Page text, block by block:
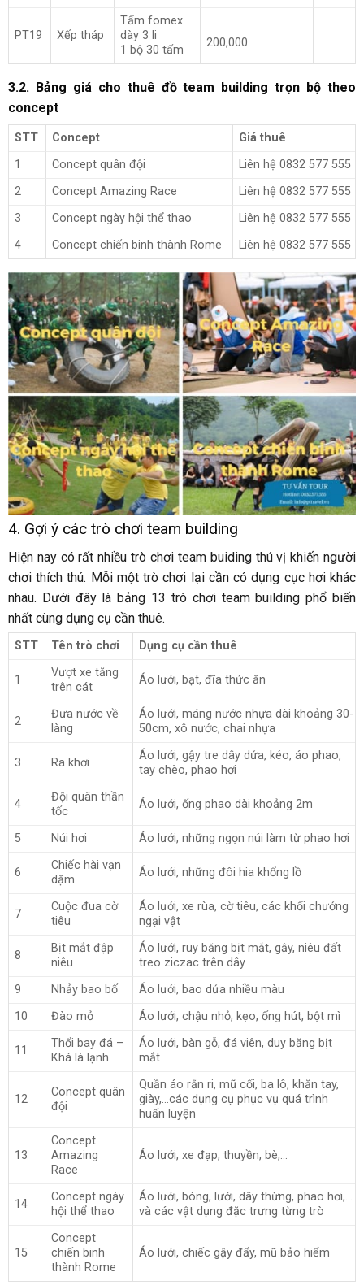
PT19 Xếp tháp
Tấm fomex
dày 3 li
1 bộ 30 tấm
200,000
3.2. Bảng giá cho thuê đồ team building trọn bộ theo
concept
STT Concept
Giá thuê
1
Concept quân đội
Liên hệ 0832 577 555
2
Concept Amazing Race
Liên hệ 0832 577 555
3
Concept ngày hội thể thao
Liên hệ 0832 577 555
4
Concept chiến binh thành Rome Liên hệ 0832 577 555
4. Gợi ý các trò chơi team building
Hiện nay có rất nhiều trò chơi team buiding thú vị khiến người
chơi thích thú. Mỗi một trò chơi lại cần có dụng cục hơi khác
nhau. Dưới đây là bảng 13 trò chơi team building phổ biến
nhất cùng dụng cụ cần thuê.
STT Tên trò chơi Dụng cụ cần thuê
1
Vượt xe tăng
trên cát
Áo lưới, bạt, đĩa thức ăn
2
Đưa nước về
làng
Áo lưới, máng nước nhựa dài khoảng 30-
50cm, xô nước, chai nhựa
3 Ra khơi
Áo lưới, gậy tre dây dứa, kéo, áo phao,
tay chèo, phao hơi
4
Đội quân thần
tốc
Áo lưới, ống phao dài khoảng 2m
5 Núi hơi Áo lưới, những ngọn núi làm từ phao hơi
6
Chiếc hài vạn
dặm
Áo lưới, những đôi hia khổng lồ
7
Cuộc đua cờ
tiêu
Áo lưới, xe rùa, cờ tiêu, các khối chướng
ngại vật
8
Bịt mắt đập
niêu
Áo lưới, ruy băng bịt mắt, gậy, niêu đất
treo ziczac trên dây
9
Nhảy bao bố
Áo lưới, bao dứa nhiều màu
10
Đào mỏ Áo lưới, chậu nhỏ, kẹo, ống hút, bột mì
11
Thổi bay đá –
Khá là lạnh
Áo lưới, bàn gỗ, đá viên, duy băng bịt
mắt
12
Concept quân
đội
Quần áo rằn ri, mũ cối, ba lô, khăn tay,
giày,…các dụng cụ phục vụ quá trình
huấn luyện
13
Concept
Amazing
Race
Áo lưới, xe đạp, thuyền, bè,…
14
Concept ngày
hội thể thao
Áo lưới, bóng, lưới, dây thừng, phao hơi,…
và các vật dụng đặc trưng từng trò
15
Concept
chiến binh
thành Rome
Áo lưới, chiếc gậy đẩy, mũ bảo hiểm